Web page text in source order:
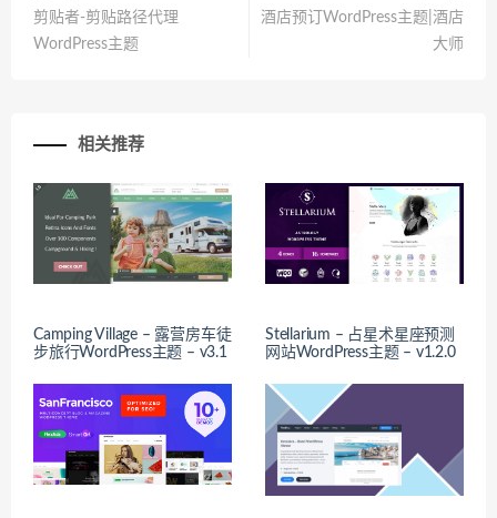
剪贴者-剪贴路径代理
WordPress主题
酒店预订WordPress主题|酒店
大师
相关推荐
Camping Village – 露营房车徒
步旅行WordPress主题 – v3.1
Stellarium – 占星术星座预测
网站WordPress主题 – v1.2.0